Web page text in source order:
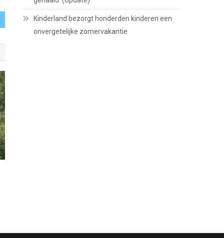
Kinderland bezorgt honderden kinderen een
onvergetelijke zomervakantie